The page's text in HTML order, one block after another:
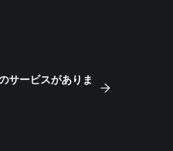
サービスがありま